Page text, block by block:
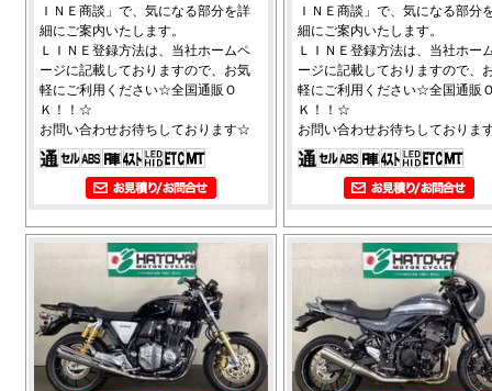
ＩＮＥ商談」で、気になる部分を詳
細にご案内いたします。
ＬＩＮＥ登録方法は、当社ホームペ
ージに記載しておりますので、お気
軽にご利用ください☆全国通販Ｏ
Ｋ！！☆
お問い合わせお待ちしております☆
ＩＮＥ商談」で、気になる部分
細にご案内いたします。
ＬＩＮＥ登録方法は、当社ホー
ージに記載しておりますので、
軽にご利用ください☆全国通販
Ｋ！！☆
お問い合わせお待ちしておりま